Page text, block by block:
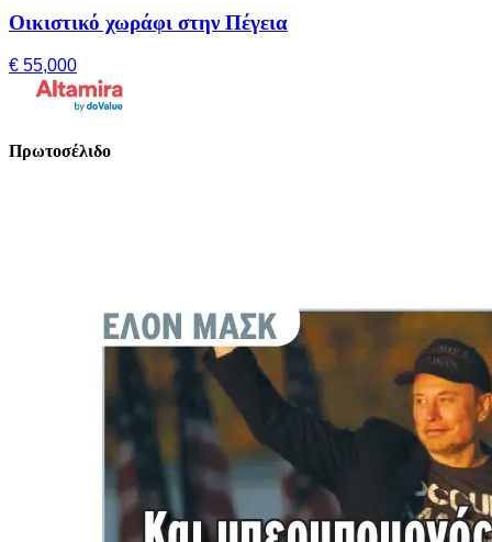
Οικιστικό χωράφι στην Πέγεια
€ 55,000
Πρωτοσέλιδο